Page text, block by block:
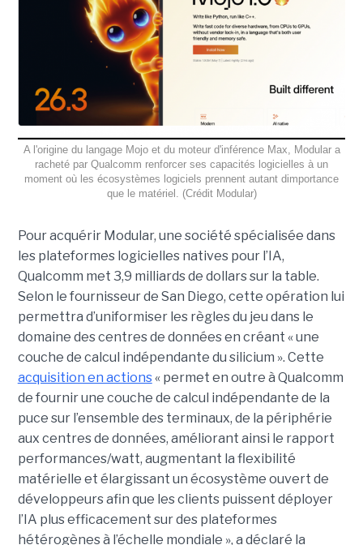
A l'origine du langage Mojo et du moteur d'inférence Max, Modular a
racheté par Qualcomm renforcer ses capacités logicielles à un
moment où les écosystèmes logiciels prennent autant dimportance
que le matériel. (Crédit Modular)
Pour acquérir Modular, une société spécialisée dans
les plateformes logicielles natives pour l’IA,
Qualcomm met 3,9 milliards de dollars sur la table.
Selon le fournisseur de San Diego, cette opération lui
permettra d’uniformiser les règles du jeu dans le
domaine des centres de données en créant « une
couche de calcul indépendante du silicium ». Cette
acquisition en actions« permet en outre à Qualcomm
de fournir une couche de calcul indépendante de la
puce sur l’ensemble des terminaux, de la périphérie
aux centres de données, améliorant ainsi le rapport
performances/watt, augmentant la flexibilité
matérielle et élargissant un écosystème ouvert de
développeurs afin que les clients puissent déployer
l’IA plus efficacement sur des plateformes
hétérogènes à l’échelle mondiale », a déclaré la